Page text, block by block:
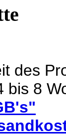
des
bis 8